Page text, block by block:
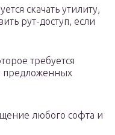
скачать утилиту,
рут-доступ, если
требуется
предложенных
любого софта и